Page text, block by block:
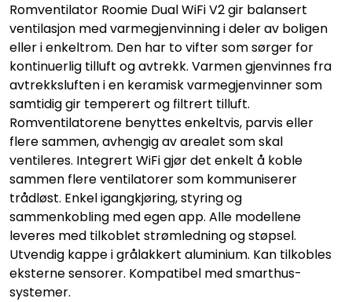
Romventilator Roomie Dual WiFi V2 gir balansert
ventilasjon med varmegjenvinning i deler av boligen
eller i enkeltrom. Den har to vifter som sørger for
kontinuerlig tilluft og avtrekk. Varmen gjenvinnes fra
avtrekksluften i en keramisk varmegjenvinner som
samtidig gir temperert og filtrert tilluft.
Romventilatorene benyttes enkeltvis, parvis eller
flere sammen, avhengig av arealet som skal
ventileres. Integrert WiFi gjør det enkelt å koble
sammen flere ventilatorer som kommuniserer
trådløst. Enkel igangkjøring, styring og
sammenkobling med egen app. Alle modellene
leveres med tilkoblet strømledning og støpsel.
Utvendig kappe i grålakkert aluminium. Kan tilkobles
eksterne sensorer. Kompatibel med smarthus-
systemer.